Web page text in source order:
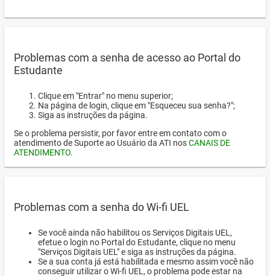
Problemas com a senha de acesso ao Portal do
Estudante
Clique em "Entrar" no menu superior;
Na página de login, clique em "Esqueceu sua senha?";
Siga as instruções da página.
Se o problema persistir, por favor entre em contato com o
atendimento de Suporte ao Usuário da ATI nosCANAIS DE
ATENDIMENTO.
Problemas com a senha do Wi-fi UEL
Se você ainda não habilitou os Serviços Digitais UEL,
efetue o login no Portal do Estudante, clique no menu
"Serviços Digitais UEL" e siga as instruções da página.
Se a sua conta já está habilitada e mesmo assim você não
conseguir utilizar o Wi-fi UEL, o problema pode estar na